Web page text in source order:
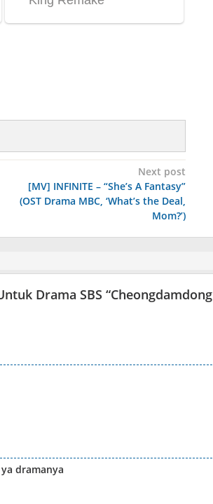
Next post
[MV] INFINITE – “She’s A Fantasy”
(OST Drama MBC, ‘What’s the Deal,
Mom?’)
Drama SBS “Cheongdamdong
dramanya